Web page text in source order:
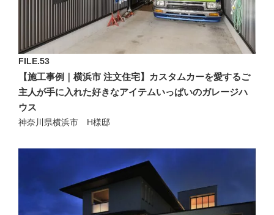
FILE.53
【施工事例｜横浜市 注文住宅】カスタムカーを愛するご
主人が手に入れた好きなアイテムいっぱいのガレージハ
ウス
神奈川県横浜市 H様邸